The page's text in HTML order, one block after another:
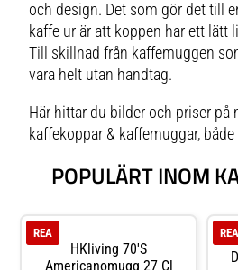
och design. Det som gör det till
kaffe ur är att koppen har ett lätt
Till skillnad från kaffemuggen
vara helt utan handtag.
Här hittar du bilder och priser på
kaffekoppar & kaffemuggar,
POPULÄRT INOM
HKliving 70's
Americanomugg 27 Cl
REA REA